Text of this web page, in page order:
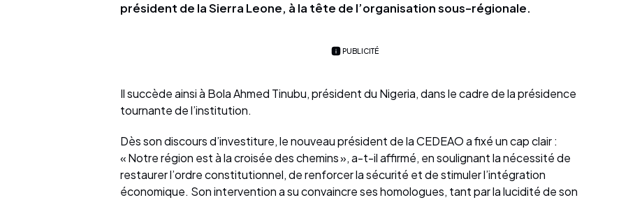
président de la Sierra Leone, à la tête de l’organisation sous-régionale.
PUBLICITÉ
Il succède ainsi à Bola Ahmed Tinubu, président du Nigeria, dans le cadre de la présidence
tournante de l’institution.
Dès son discours d’investiture, le nouveau président de la CEDEAO a fixé un cap clair :
« Notre région est à la croisée des chemins », a-t-il affirmé, en soulignant la nécessité de
restaurer l’ordre constitutionnel, de renforcer la sécurité et de stimuler l’intégration
économique. Son intervention a su convaincre ses homologues, tant par la lucidité de son